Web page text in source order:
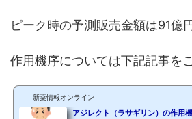
ピーク時の予測販売金額は91億
作用機序については下記記事を
新薬情報オンライン
アジレクト（ラサギリン）の作用